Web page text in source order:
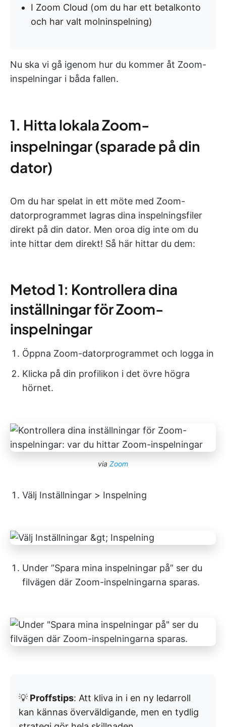
I Zoom Cloud (om du har ett betalkonto
och har valt molninspelning)
Nu ska vi gå igenom hur du kommer åt Zoom-
inspelningar i båda fallen.
1. Hitta lokala Zoom-
inspelningar (sparade på din
dator)
Om du har spelat in ett möte med Zoom-
datorprogrammet lagras dina inspelningsfiler
direkt på din dator. Men oroa dig inte om du
inte hittar dem direkt! Så här hittar du dem:
Metod 1: Kontrollera dina
inställningar för Zoom-
inspelningar
Öppna Zoom-datorprogrammet och logga in
Klicka på din profilikon i det övre högra
hörnet.
via Zoom
Välj Inställningar > Inspelning
Under ”Spara mina inspelningar på” ser du
filvägen där Zoom-inspelningarna sparas.
💡 Proffstips: Att kliva in i en ny ledarroll
kan kännas överväldigande, men en tydlig